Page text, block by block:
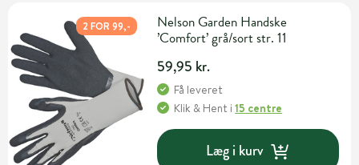
2 FOR 99,-
Nelson Garden Handske
’Comfort’ grå/sort str. 11
59,95 kr.
Få leveret
Klik & Hent i15 centre
Læg i kurv